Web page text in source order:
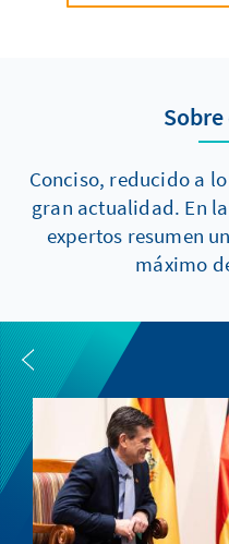
Conciso, reducido a
gran actualidad. En
expertos resumen
máximo